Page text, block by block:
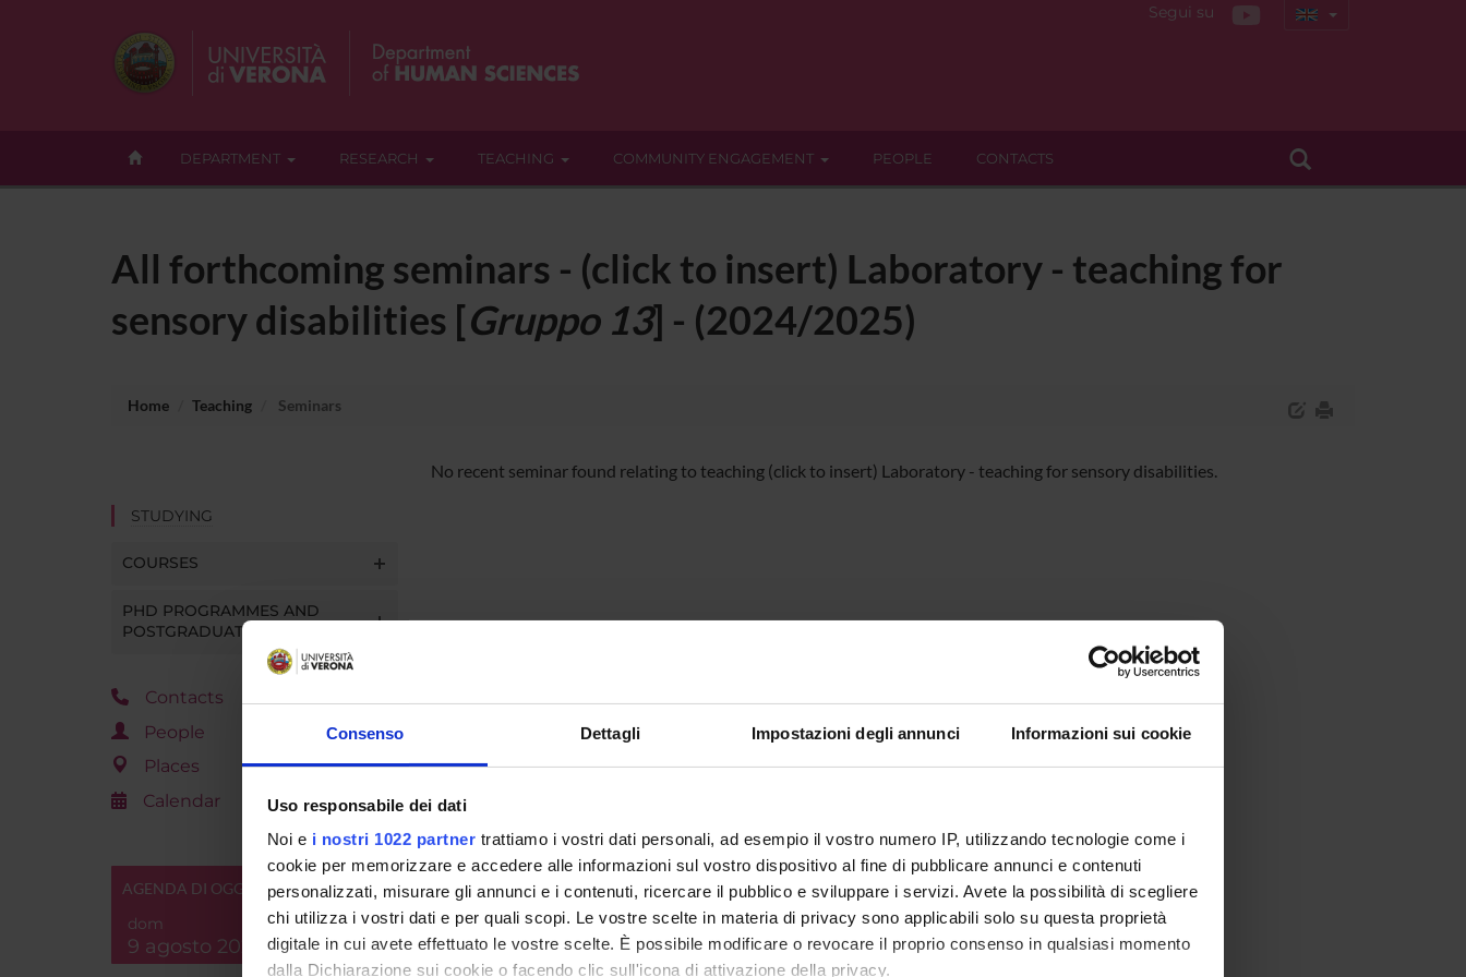
Consenso Dettagli Impostazioni degli annunci Informazioni sui cookie
Uso responsabile dei dati
Noi e i nostri 1022 partner trattiamo i vostri dati personali, ad esempio il vostro numero IP, utilizzando tecnologie come i
cookie per memorizzare e accedere alle informazioni sul vostro dispositivo al fine di pubblicare annunci e contenuti
personalizzati, misurare gli annunci e i contenuti, ricercare il pubblico e sviluppare i servizi. Avete la possibilità di scegliere
chi utilizza i vostri dati e per quali scopi. Le vostre scelte in materia di privacy sono applicabili solo su questa proprietà
digitale in cui avete effettuato le vostre scelte. È possibile modificare o revocare il proprio consenso in qualsiasi momento
dalla Dichiarazione sui cookie o facendo clic sull'icona di attivazione della privacy.
Segui su
DEPARTMENT RESEARCH TEACHING COMMUNITY ENGAGEMENT PEOPLE CONTACTS
All forthcoming seminars - (click to insert) Laboratory - teaching for
sensory disabilities [Gruppo 13] - (2024/2025)
Home Teaching Seminars
STUDYING
COURSES
PHD PROGRAMMES AND
POSTGRADUATE TRAINING
Contacts
People
Places
Calendar
AGENDA DI OGGI
dom
9 agosto 2026
No recent seminar found relating to teaching (click to insert) Laboratory - teaching for sensory disabilities.